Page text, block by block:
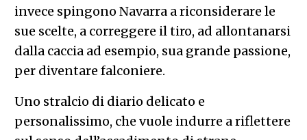
invece spingono Navarra a riconsiderare le
sue scelte, a correggere il tiro, ad allontanarsi
dalla caccia ad esempio, sua grande passione,
per diventare falconiere.
Uno stralcio di diario delicato e
personalissimo, che vuole indurre a riflettere